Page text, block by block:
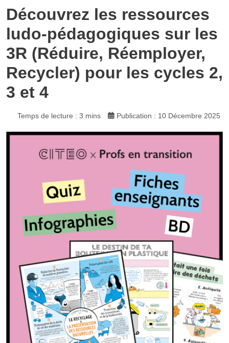
Découvrez les ressources
ludo-pédagogiques sur les
3R (Réduire, Réemployer,
Recycler) pour les cycles 2,
3 et 4
Temps de lecture : 3 mins Publication : 10 Décembre 2025